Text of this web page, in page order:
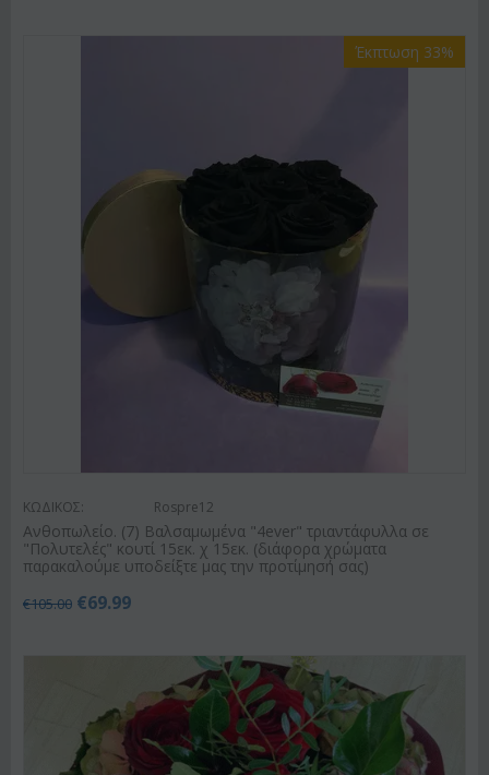
Έκπτωση 33%
ΚΩΔΙΚΟΣ: Rospre12
Ανθοπωλείο. (7) Βαλσαμωμένα "4ever" τριαντάφυλλα σε
"Πολυτελές" κουτί 15εκ. χ 15εκ. (διάφορα χρώματα
παρακαλούμε υποδείξτε μας την προτίμησή σας)
€105.00 €69.99